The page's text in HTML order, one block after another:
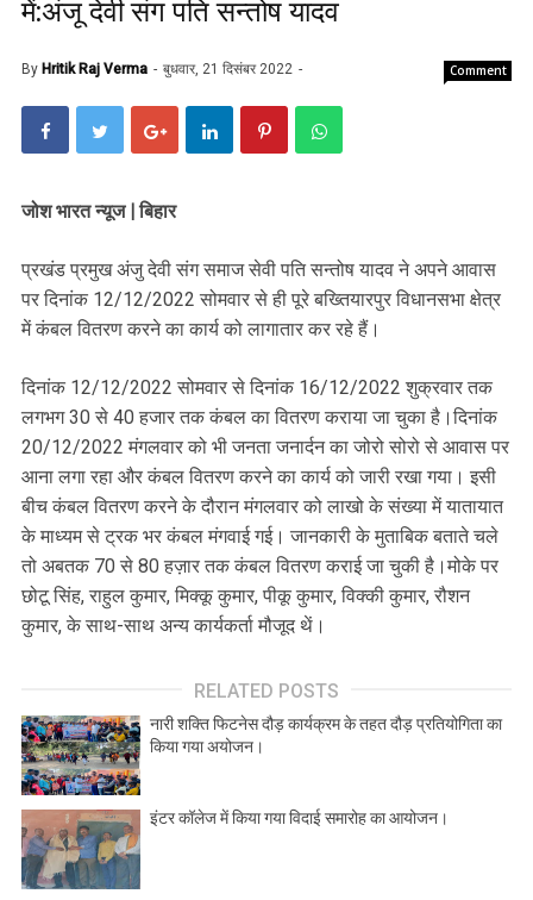
में:अंजू देवी संग पति सन्तोष यादव
By Hritik Raj Verma बुधवार, 21 दिसंबर 2022 Comment
जोश भारत न्यूज | बिहार
प्रखंड प्रमुख अंजु देवी संग समाज सेवी पति सन्तोष यादव ने अपने आवास
पर दिनांक 12/12/2022 सोमवार से ही पूरे बख्तियारपुर विधानसभा क्षेत्र
में कंबल वितरण करने का कार्य को लागातार कर रहे हैं।
दिनांक 12/12/2022 सोमवार से दिनांक 16/12/2022 शुक्रवार तक
लगभग 30 से 40 हजार तक कंबल का वितरण कराया जा चुका है।दिनांक
20/12/2022 मंगलवार को भी जनता जनार्दन का जोरो सोरो से आवास पर
आना लगा रहा और कंबल वितरण करने का कार्य को जारी रखा गया। इसी
बीच कंबल वितरण करने के दौरान मंगलवार को लाखो के संख्या में यातायात
के माध्यम से ट्रक भर कंबल मंगवाई गई। जानकारी के मुताबिक बताते चले
तो अबतक 70 से 80 हज़ार तक कंबल वितरण कराई जा चुकी है।मोके पर
छोटू सिंह, राहुल कुमार, मिक्कू कुमार, पीकू कुमार, विक्की कुमार, रौशन
कुमार, के साथ-साथ अन्य कार्यकर्ता मौजूद थें।
RELATED POSTS
नारी शक्ति फिटनेस दौड़ कार्यक्रम के तहत दौड़ प्रतियोगिता का
किया गया अयोजन।
इंटर कॉलेज में किया गया विदाई समारोह का आयोजन।